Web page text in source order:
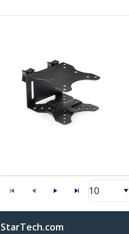
10
StarTech.com